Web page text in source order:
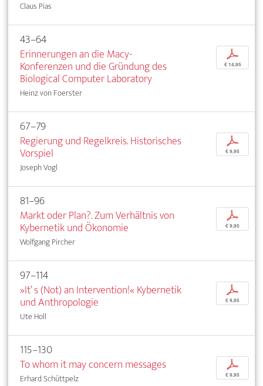
Claus Pias
43–64
Erinnerungen an die Macy-
Konferenzen und die Gründung des
Biological Computer Laboratory
Heinz von Foerster
p
€ 14,95
67–79
Regierung und Regelkreis. Historisches
Vorspiel
Joseph Vogl
p
€ 9,95
81–96
Markt oder Plan?. Zum Verhältnis von
Kybernetik und Ökonomie
Wolfgang Pircher
p
€ 9,95
97–114
»It’ s (Not) an Intervention!« Kybernetik
und Anthropologie
Ute Holl
p
€ 9,95
115–130
To whom it may concern messages
Erhard Schüttpelz
p
€ 9,95